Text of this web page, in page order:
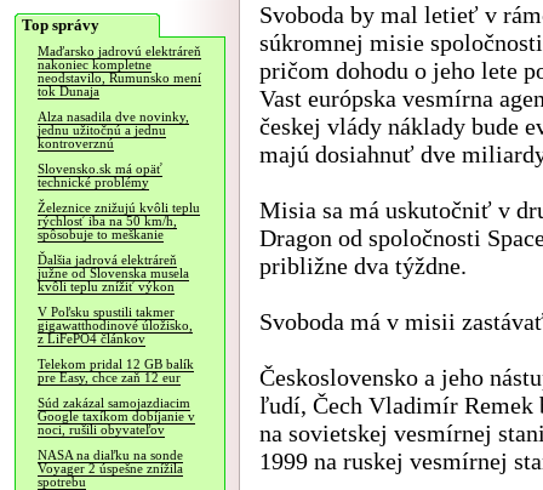
Top správy
Maďarsko jadrovú elektráreň
nakoniec kompletne
neodstavilo, Rumunsko mení
tok Dunaja
Alza nasadila dve novinky,
jednu užitočnú a jednu
kontroverznú
Slovensko.sk má opäť
technické problémy
Železnice znižujú kvôli teplu
rýchlosť iba na 50 km/h,
spôsobuje to meškanie
Ďalšia jadrová elektráreň
južne od Slovenska musela
kvôli teplu znížiť výkon
V Poľsku spustili takmer
gigawatthodinové úložisko,
z LiFePO4 článkov
Telekom pridal 12 GB balík
pre Easy, chce zaň 12 eur
Súd zakázal samojazdiacim
Google taxíkom dobíjanie v
noci, rušili obyvateľov
NASA na diaľku na sonde
Voyager 2 úspešne znížila
spotrebu
Svoboda by mal letieť v
súkromnej misie
pričom dohodu o jeho lete
Vast európska vesmírna
českej vlády náklady bude
majú dosiahnuť dve
Misia sa má uskutočniť v
Dragon od spoločnosti
približne dva týždne.
Svoboda má v misii
Československo a jeho
ľudí, Čech Vladimír Remek
na sovietskej vesmírnej
1999 na ruskej vesmírnej